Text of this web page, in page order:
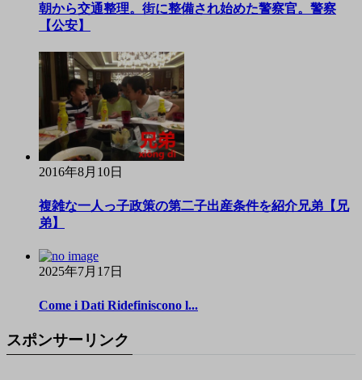
朝から交通整理。街に整備され始めた警察官。警察
【公安】
2016年8月10日
複雑な一人っ子政策の第二子出産条件を紹介兄弟【兄
弟】
2025年7月17日
Come i Dati Ridefiniscono l...
スポンサーリンク